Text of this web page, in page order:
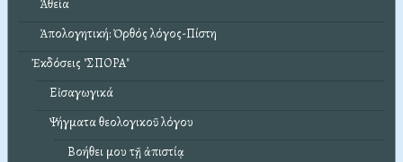
Ἀθεΐα
Ἀπολογητική: Ὀρθός λόγος-Πίστη
Ἐκδόσεις "ΣΠΟΡΑ"
Εἰσαγωγικά
Ψήγματα θεολογικοῦ λόγου
Βοήθει μου τῇ ἀπιστίᾳ